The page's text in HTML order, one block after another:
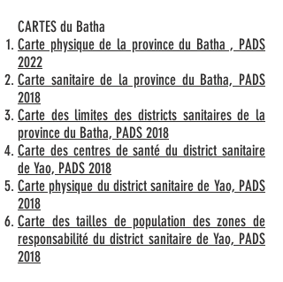
CARTES du Batha
Carte physique de la province du Batha , PADS
2022
Carte sanitaire de la province du Batha, PADS
2018
Carte des limites des districts sanitaires de la
province du Batha, PADS 2018
Carte des centres de santé du district sanitaire
de Yao, PADS 2018
Carte physique du district sanitaire de Yao, PADS
2018
Carte des tailles de population des zones de
responsabilité du district sanitaire de Yao, PADS
2018